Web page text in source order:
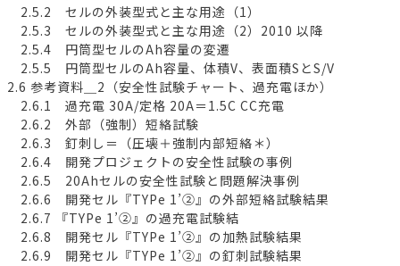
2.5.2 セルの外装型式と主な用途（1）
2.5.3 セルの外装型式と主な用途（2）2010 以降
2.5.4 円筒型セルのAh容量の変遷
2.5.5 円筒型セルのAh容量、体積V、表面積SとS/V
2.6 参考資料＿2（安全性試験チャート、過充電ほか）
2.6.1 過充電 30A/定格 20A＝1.5C CC充電
2.6.2 外部（強制）短絡試験
2.6.3 釘刺し＝（圧壊＋強制内部短絡＊）
2.6.4 開発プロジェクトの安全性試験の事例
2.6.5 20Ahセルの安全性試験と問題解決事例
2.6.6 開発セル『TYPe 1’②』の外部短絡試験結果
2.6.7 『TYPe 1’②』の過充電試験結
2.6.8 開発セル『TYPe 1’②』の加熱試験結果
2.6.9 開発セル『TYPe 1’②』の釘刺試験結果